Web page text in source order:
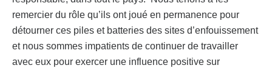
remercier du rôle qu’ils ont joué en permanence pour
détourner ces piles et batteries des sites d’enfouissement
et nous sommes impatients de continuer de travailler
avec eux pour exercer une influence positive sur